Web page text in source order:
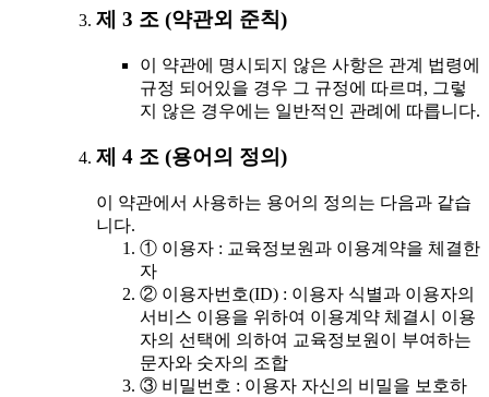
제 3 조 (약관외 준칙)
이 약관에 명시되지 않은 사항은 관계 법령에
규정 되어있을 경우 그 규정에 따르며, 그렇
지 않은 경우에는 일반적인 관례에 따릅니다.
제 4 조 (용어의 정의)
이 약관에서 사용하는 용어의 정의는 다음과 같습
니다.
① 이용자 : 교육정보원과 이용계약을 체결한
자
② 이용자번호(ID) : 이용자 식별과 이용자의
서비스 이용을 위하여 이용계약 체결시 이용
자의 선택에 의하여 교육정보원이 부여하는
문자와 숫자의 조합
③ 비밀번호 : 이용자 자신의 비밀을 보호하